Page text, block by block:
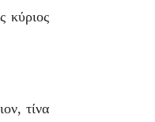
κύριος
τίνα